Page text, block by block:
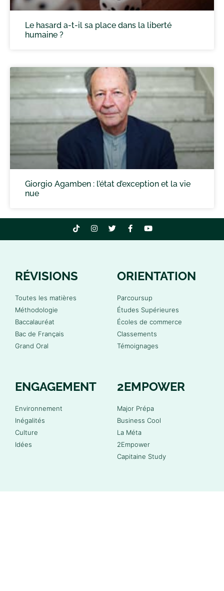
Le hasard a-t-il sa place dans la liberté
humaine ?
Giorgio Agamben : l’état d’exception et la vie
nue
RÉVISIONS
Toutes les matières
Méthodologie
Baccalauréat
Bac de Français
Grand Oral
ORIENTATION
Parcoursup
Études Supérieures
Écoles de commerce
Classements
Témoignages
ENGAGEMENT
Environnement
Inégalités
Culture
Idées
2EMPOWER
Major Prépa
Business Cool
La Méta
2Empower
Capitaine Study